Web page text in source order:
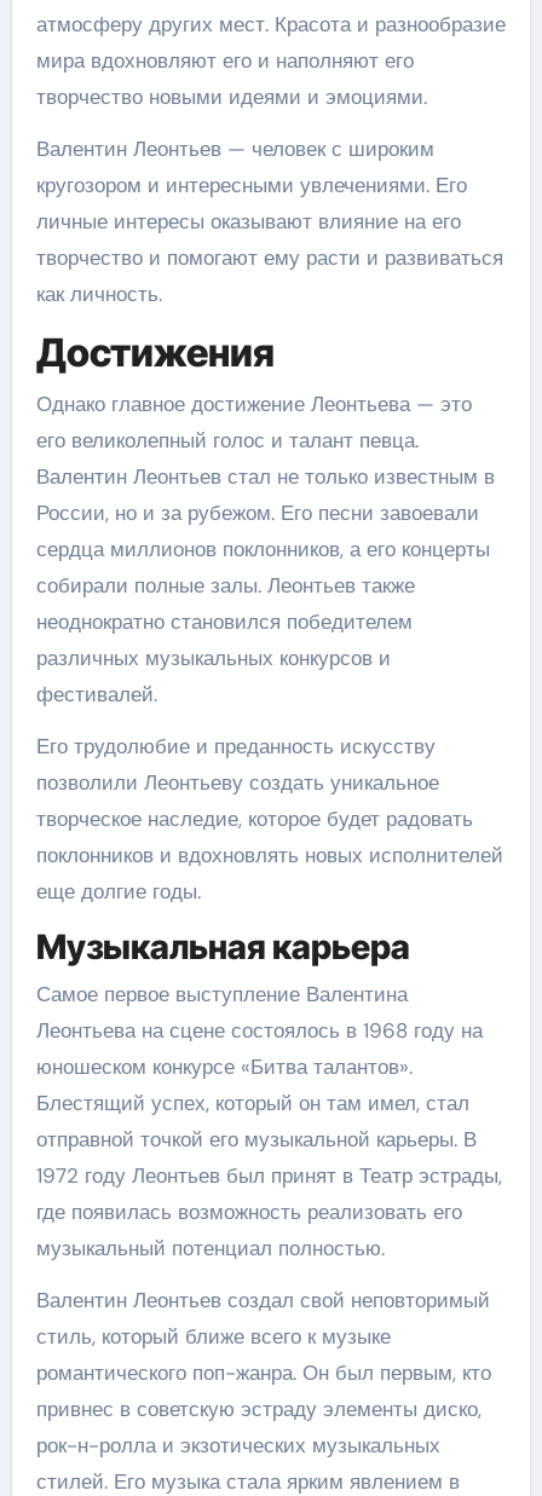
атмосферу других мест. Красота и разнообразие
мира вдохновляют его и наполняют его
творчество новыми идеями и эмоциями.
Валентин Леонтьев — человек с широким
кругозором и интересными увлечениями. Его
личные интересы оказывают влияние на его
творчество и помогают ему расти и развиваться
как личность.
Достижения
Однако главное достижение Леонтьева — это
его великолепный голос и талант певца.
Валентин Леонтьев стал не только известным в
России, но и за рубежом. Его песни завоевали
сердца миллионов поклонников, а его концерты
собирали полные залы. Леонтьев также
неоднократно становился победителем
различных музыкальных конкурсов и
фестивалей.
Его трудолюбие и преданность искусству
позволили Леонтьеву создать уникальное
творческое наследие, которое будет радовать
поклонников и вдохновлять новых исполнителей
еще долгие годы.
Музыкальная карьера
Самое первое выступление Валентина
Леонтьева на сцене состоялось в 1968 году на
юношеском конкурсе «Битва талантов».
Блестящий успех, который он там имел, стал
отправной точкой его музыкальной карьеры. В
1972 году Леонтьев был принят в Театр эстрады,
где появилась возможность реализовать его
музыкальный потенциал полностью.
Валентин Леонтьев создал свой неповторимый
стиль, который ближе всего к музыке
романтического поп-жанра. Он был первым, кто
привнес в советскую эстраду элементы диско,
рок-н-ролла и экзотических музыкальных
стилей. Его музыка стала ярким явлением в